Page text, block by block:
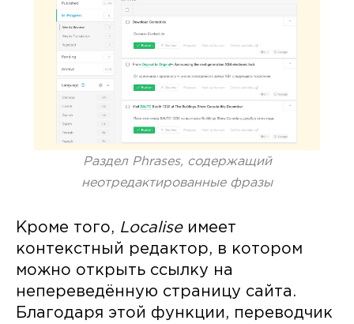
Раздел Phrases, содержащий
неотредактированные фразы
Кроме того, Localiseимеет
контекстный редактор, в котором
можно открыть ссылку на
непереведённую страницу сайта.
Благодаря этой функции, переводчик